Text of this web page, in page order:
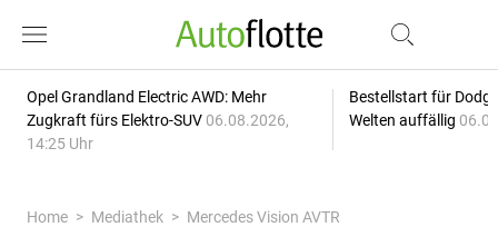
Opel Grandland Electric AWD: Mehr
Zugkraft fürs Elektro-SUV 06.08.2026,
14:25 Uhr
Bestellstart für
Welten auffällig
Home Mediathek Mercedes Vision AVTR